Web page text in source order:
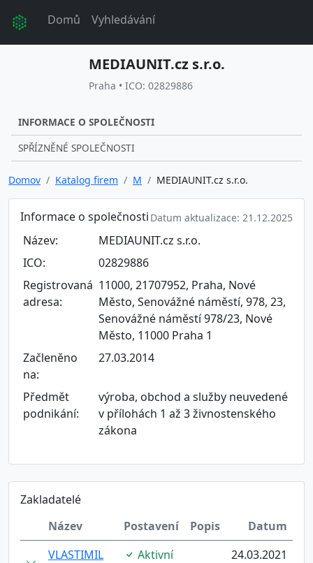
Domů Vyhledávání
MEDIAUNIT.cz s.r.o.
Praha • ICO: 02829886
INFORMACE O SPOLEČNOSTI
SPŘÍZNĚNÉ SPOLEČNOSTI
Domov Katalog firem M MEDIAUNIT.cz s.r.o.
Informace o společnosti Datum aktualizace: 21.12.2025
Název:
MEDIAUNIT.cz s.r.o.
ICO:
02829886
Registrovaná
adresa:
11000, 21707952, Praha, Nové
Město, Senovážné náměstí, 978, 23,
Senovážné náměstí 978/23, Nové
Město, 11000 Praha 1
Začleněno
na:
27.03.2014
Předmět
podnikání:
výroba, obchod a služby neuvedené
v přílohách 1 až 3 živnostenského
zákona
Zakladatelé
Název
Postavení Popis
Datum
VLASTIMIL
Aktivní 24.03.2021